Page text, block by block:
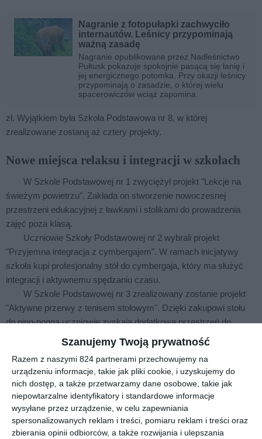
Szanujemy Twoją prywatność
Razem z naszymi 824 partnerami przechowujemy na
urządzeniu informacje, takie jak pliki cookie, i uzyskujemy do
nich dostęp, a także przetwarzamy dane osobowe, takie jak
niepowtarzalne identyfikatory i standardowe informacje
wysyłane przez urządzenie, w celu zapewniania
spersonalizowanych reklam i treści, pomiaru reklam i treści oraz
zbierania opinii odbiorców, a także rozwijania i ulepszania
Nagranie z fotopułapki zachwyciło
internautów. Leśnicy przypominają
ważną zasadę
Nagranie opublikowane przez Nadleśnictwo
Pułtusk pokazuje spokojnie pasącą się łanię i
jej energicznego potomka. Przy okazji leśnicy
przypominają o zasadzie, o której wielu
spacerowiczów wciąż zapomina.
zł. Wyjątkiem była Szkoła Podstawowa nr 8, w której
zrealizowane zostaną aż cztery projekty.
Nowe miejsca relaksu i integracji w szkołach
W Szkole Podstawowej nr 1 zwyciężył projekt "Lekcje na
świeżym powietrzu". Zakłada on stworzenie nowoczesnej
przestrzeni edukacyjnej z ławkami i stolikami do prowadzenia
zajęć poza klasą.
Uczniowie Szkoły Podstawowej nr 2 wybrali projekt
"Przyjemna integracja z cymbergajem". W ramach inicjatywy
szkoła kupi profesjonalny stół do cymbergaja, który ma służyć
integracji i aktywnemu spędzaniu czasu.
W Szkole Podstawowej nr 3 zrealizowany zostanie projekt
"Aktywne przerwy z tenisem stołowym". Dzięki zakupowi stołu
do ping-ponga uczniowie zyskają dodatkową przestrzeń do
Kup bilet